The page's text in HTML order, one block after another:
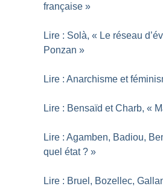
française »
Lire : Solà, « Le réseau
Ponzan »
Lire : Anarchisme et
Lire : Bensaïd et Charb, «
Lire : Agamben, Badiou,
quel état ? »
Lire : Bruel, Bozellec,